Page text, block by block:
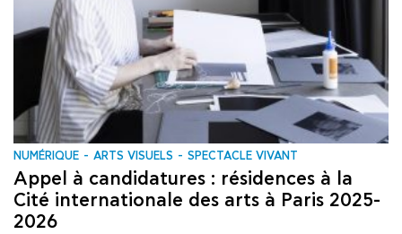
NUMÉRIQUE ARTS VISUELS SPECTACLE VIVANT
Appel à candidatures : résidences à la
Cité internationale des arts à Paris 2025-
2026